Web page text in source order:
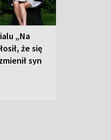
„Na
że się
syn